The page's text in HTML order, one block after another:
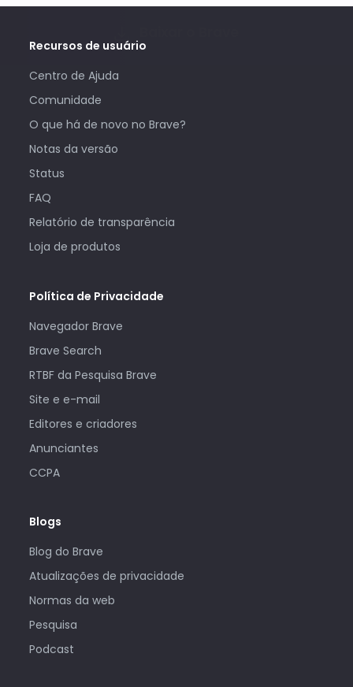
Recursos de usuário
Centro de Ajuda
Comunidade
O que há de novo no Brave?
Notas da versão
Status
FAQ
Relatório de transparência
Loja de produtos
Política de Privacidade
Navegador Brave
Brave Search
RTBF da Pesquisa Brave
Site e e-mail
Editores e criadores
Anunciantes
CCPA
Blogs
Blog do Brave
Atualizações de privacidade
Normas da web
Pesquisa
Podcast